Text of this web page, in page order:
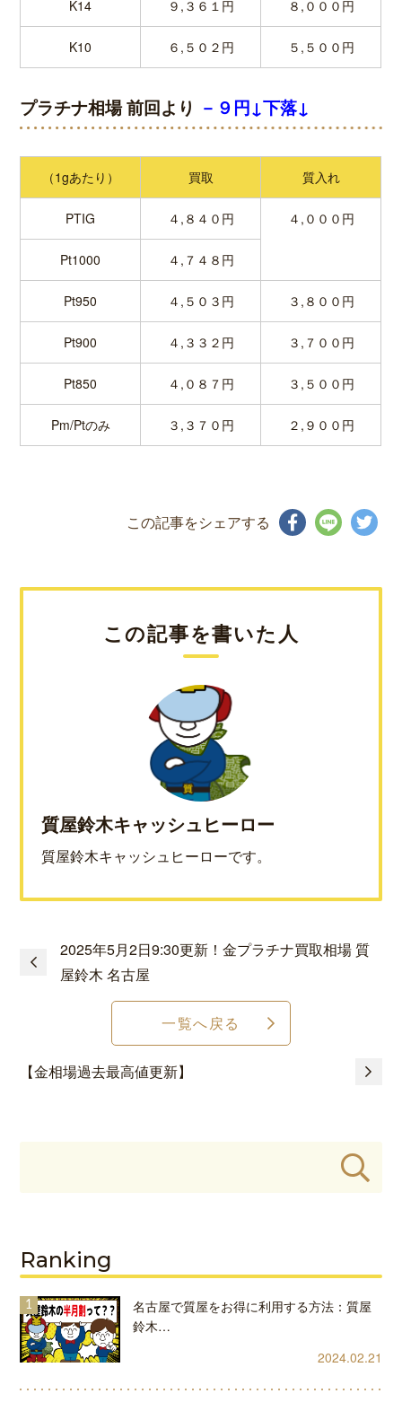
K14 ９,３６１円 ８,０００円
K10 ６,５０２円 ５,５００円
プラチナ相場 前回より －９円↓下落↓
（1gあたり） 買取 質入れ
PTIG ４,８４０円 ４,０００円
Pt1000 ４,７４８円
Pt950 ４,５０３円 ３,８００円
Pt900 ４,３３２円 ３,７００円
Pt850 ４,０８７円 ３,５００円
Pm/Ptのみ ３,３７０円 ２,９００円
この記事をシェアする
この記事を書いた人
質屋鈴木キャッシュヒーロー
質屋鈴木キャッシュヒーローです。
2025年5月2日9:30更新！金プラチナ買取相場 質
屋鈴木 名古屋
一覧へ戻る
【金相場過去最高値更新】
Ranking
名古屋で質屋をお得に利用する方法：質屋
鈴木…
2024.02.21